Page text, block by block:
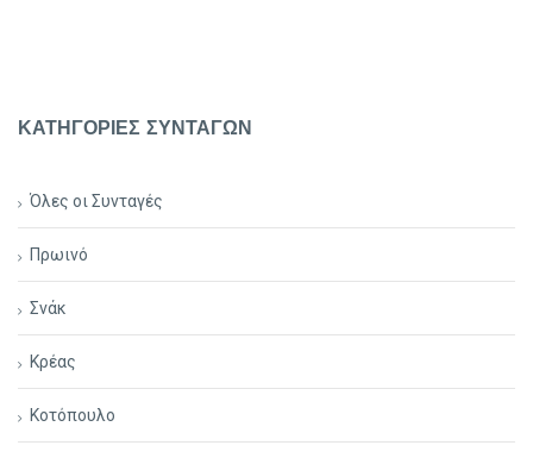
ΚΑΤΗΓΟΡΙΕΣ ΣΥΝΤΑΓΩΝ
Όλες οι Συνταγές
Πρωινό
Σνάκ
Κρέας
Κοτόπουλο